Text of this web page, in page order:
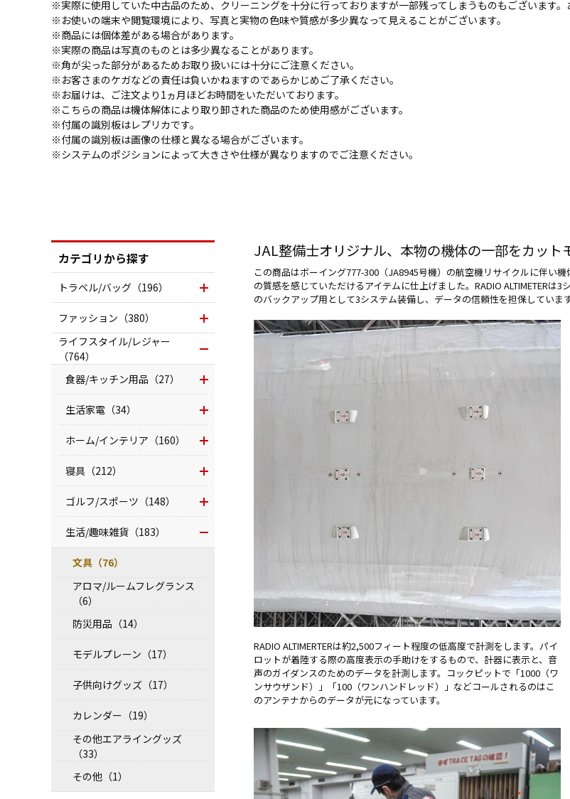
※実際に使用していた中古品のため、クリーニングを十分に行っておりますが一部残ってしまうものもございます。
※お使いの端末や閲覧環境により、写真と実物の色味や質感が多少異なって見えることがございます。
※商品には個体差がある場合があります。
※実際の商品は写真のものとは多少異なることがあります。
※角が尖った部分があるためお取り扱いには十分にご注意ください。
※お客さまのケガなどの責任は負いかねますのであらかじめご了承ください。
※お届けは、ご注文より1ヵ月ほどお時間をいただいております。
※こちらの商品は機体解体により取り卸された商品のため使用感がございます。
※付属の識別板はレプリカです。
※付属の識別板は画像の仕様と異なる場合がございます。
※システムのポジションによって大きさや仕様が異なりますのでご注意ください。
JAL整備士オリジナル、本物の機体の一部をカット
この商品はボーイング777-300（JA8945号機）の航空機リサイクルに伴い
の質感を感じていただけるアイテムに仕上げました。RADIO ALTIMETER
のバックアップ用として3システム装備し、データの信頼性を担保していま
RADIO ALTIMERTERは約2,500フィート程度の低高度で計測をします。パイ
ロットが着陸する際の高度表示の手助けをするもので、計器に表示と、音
声のガイダンスのためのデータを計測します。コックピットで「1000（ワ
ンサウザンド）」「100（ワンハンドレッド）」などコールされるのはこ
のアンテナからのデータが元になっています。
カテゴリから探す
トラベル/バッグ（196）
ファッション（380）
ライフスタイル/レジャー
（764）
食器/キッチン用品（27）
生活家電（34）
ホーム/インテリア（160）
寝具（212）
ゴルフ/スポーツ（148）
生活/趣味雑貨（183）
文具（76）
アロマ/ルームフレグランス
（6）
防災用品（14）
モデルプレーン（17）
子供向けグッズ（17）
カレンダー（19）
その他エアライングッズ
（33）
その他（1）